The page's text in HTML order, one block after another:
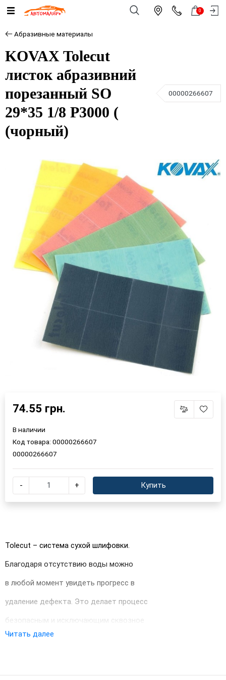
0
Абразивные материалы
KOVAX Tolecut
листок абразивний
порезанный SO
29*35 1/8 Р3000 (
(чорный)
00000266607
Выберите язык магазина ×
UA
Tolecut – система сухой шлифовки.
Благодаря отсутствию воды можно
в любой момент увидеть прогресс в
удаление дефекта. Это делает процесс
безопасным и исключающим сквозное
шлифовка лака. Материал имеет
использование гибкой подложки Tolecard
Читать далее
74.55 грн.
В наличии
Код товара: 00000266607
00000266607
- + Купить